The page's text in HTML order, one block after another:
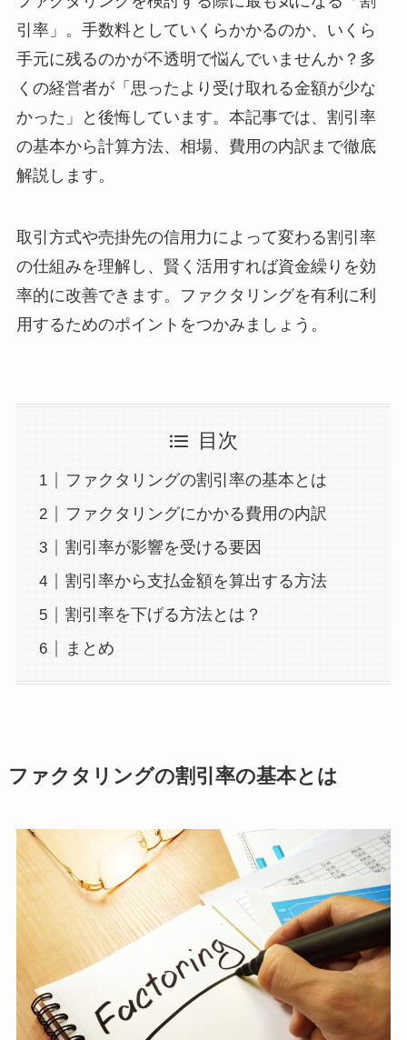
引率」。手数料としていくらかかるのか、いくら
手元に残るのかが不透明で悩んでいませんか？多
くの経営者が「思ったより受け取れる金額が少な
かった」と後悔しています。本記事では、割引率
の基本から計算方法、相場、費用の内訳まで徹底
解説します。
取引方式や売掛先の信用力によって変わる割引率
の仕組みを理解し、賢く活用すれば資金繰りを効
率的に改善できます。ファクタリングを有利に利
用するためのポイントをつかみましょう。
目次
ファクタリングの割引率の基本とは
ファクタリングにかかる費用の内訳
割引率が影響を受ける要因
割引率から支払金額を算出する方法
割引率を下げる方法とは？
まとめ
ファクタリングの割引率の基本とは